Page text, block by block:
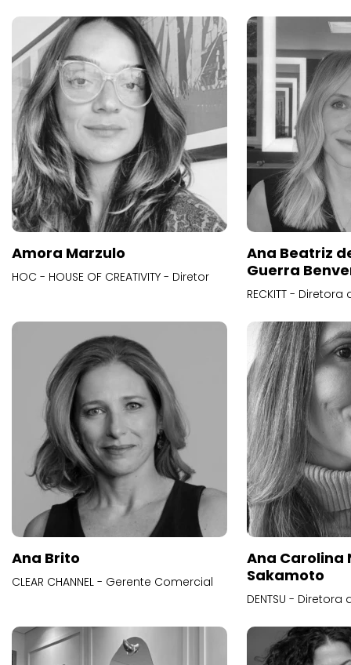
Amora Marzulo
HOC - HOUSE OF CREATIVITY - Diretor
Ana Beatriz
Guerra
RECKITT -
Ana Brito
CLEAR CHANNEL - Gerente Comercial
Ana Carolina
Sakamoto
DENTSU -